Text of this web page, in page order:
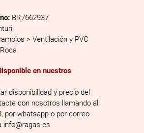
BR7662937
> Ventilación y PVC
en nuestros
disponibilidad y precio del
con nosotros llamando al
por whatsapp o por correo
info@ragas.es